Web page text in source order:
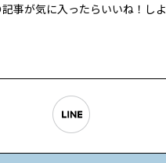
記事が気に入ったらいいね！し